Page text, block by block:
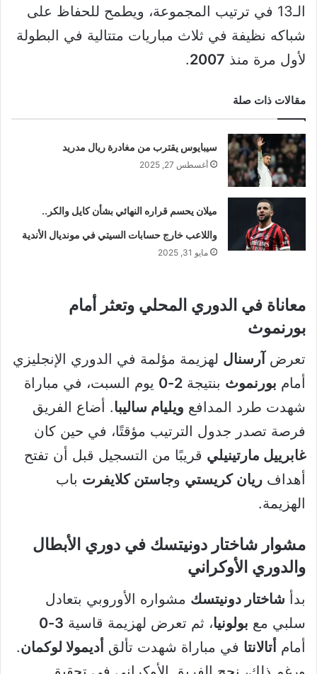
الـ13 في ترتيب المجموعة، ويطمح للحفاظ على
شباكه نظيفة في ثلاث مباريات متتالية في البطولة
لأول مرة منذ 2007
.
مقالات ذات صلة
سيبايوس يقترب من مغادرة ريال مدريد
أغسطس 27, 2025
ميلان يحسم قراره النهائي بشأن كايل والكر..
واللاعب خارج حسابات السيتي في مونديال الأندية
مايو 31, 2025
معاناة في الدوري المحلي وتعثر أمام
بورنموث
تعرض آرسنال لهزيمة مؤلمة في الدوري الإنجليزي
أمام بورنموث بنتيجة 2-0
يوم السبت، في مباراة
شهدت طرد المدافع ويليام ساليبا. أضاع الفريق
فرصة تصدر جدول الترتيب مؤقتًا، في حين كان
غابرييل مارتينيلي قريبًا من التسجيل قبل أن تفتح
أهداف ريان كريستي وجاستن كلايفرت باب
الهزيمة.
مشوار شاختار دونيتسك في دوري الأبطال
والدوري الأوكراني
بدأ شاختار دونيتسك مشواره الأوروبي بتعادل
سلبي مع بولونيا، ثم تعرض لهزيمة قاسية 3-0
أمام أتالانتا في مباراة شهدت تألق أديمولا لوكمان.